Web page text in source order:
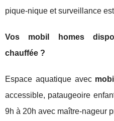
pique-nique et surveillance
Vos mobil homes
chauffée ?
Espace aquatique avec
accessible, pataugeoire
9h à 20h avec maître-nageur